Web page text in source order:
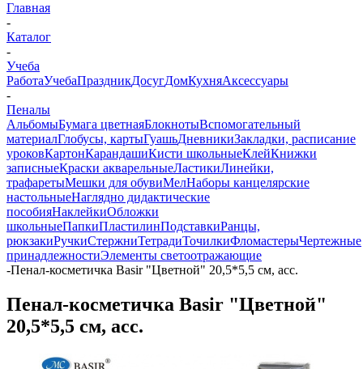
Главная
-
Каталог
-
Учеба
РаботаУчебаПраздникДосугДомКухняАксессуары
-
Пеналы
АльбомыБумага цветнаяБлокнотыВспомогательный
материалГлобусы, картыГуашьДневникиЗакладки, расписание
уроковКартонКарандашиКисти школьныеКлейКнижки
записныеКраски акварельныеЛастикиЛинейки,
трафаретыМешки для обувиМелНаборы канцелярские
настольныеНаглядно дидактические
пособияНаклейкиОбложки
школьныеПапкиПластилинПодставкиРанцы,
рюкзакиРучкиСтержниТетрадиТочилкиФломастерыЧертежные
принадлежностиЭлементы светоотражающие
-Пенал-косметичка Basir "Цветной" 20,5*5,5 см, асс.
Пенал-косметичка Basir "Цветной"
20,5*5,5 см, асс.